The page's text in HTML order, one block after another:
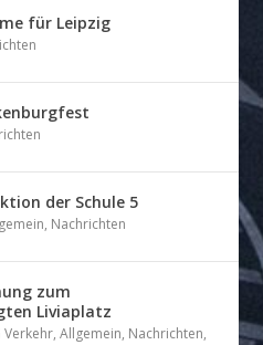
für Leipzig
der Schule 5
, Nachrichten
zum
Liviaplatz
Verkehr,Allgemein, Nachrichten,